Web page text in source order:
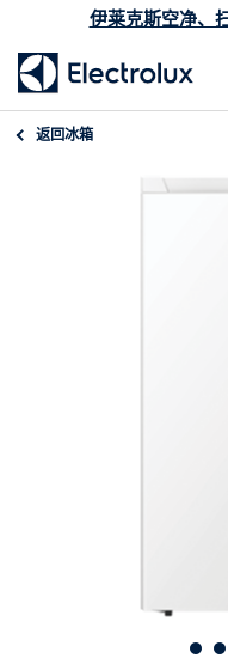
伊莱克斯空净、
返回冰箱